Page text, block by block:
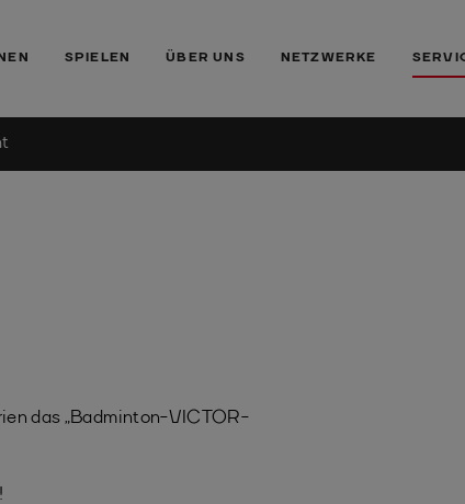
SPIELEN ÜBER UNS NETZWERKE
das „Badminton-VICTOR-